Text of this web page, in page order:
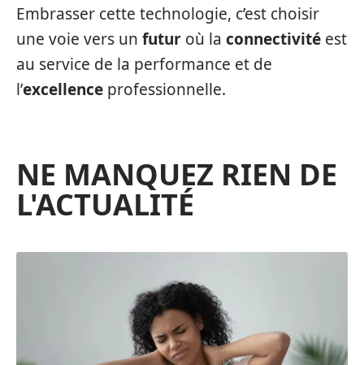
Embrasser cette technologie, c’est choisir
une voie vers un futur où la connectivité est
au service de la performance et de
l’excellence professionnelle.
NE MANQUEZ RIEN DE
L'ACTUALITÉ